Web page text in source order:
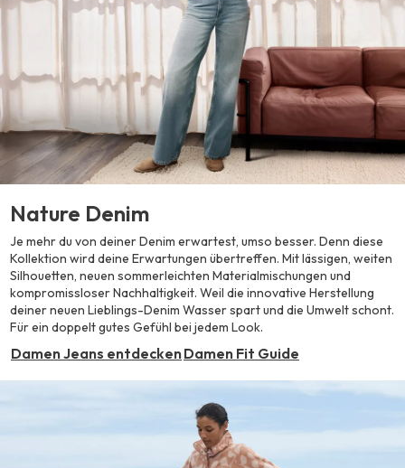
Nature Denim
Je mehr du von deiner Denim erwartest, umso besser. Denn diese
Kollektion wird deine Erwartungen übertreffen. Mit lässigen, weiten
Silhouetten, neuen sommerleichten Materialmischungen und
kompromissloser Nachhaltigkeit. Weil die innovative Herstellung
deiner neuen Lieblings-Denim Wasser spart und die Umwelt schont.
Für ein doppelt gutes Gefühl bei jedem Look.
Damen Jeans entdeckenDamen Fit Guide